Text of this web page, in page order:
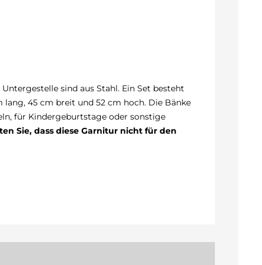
sind aus Stahl. Ein Set besteht
lang, 45 cm breit und 52 cm hoch. Die Bänke
für Kindergeburtstage oder sonstige
Sie, dass diese Garnitur nicht für den